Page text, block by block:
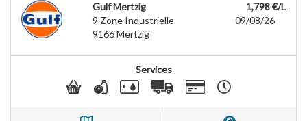
Gulf Mertzig
9 Zone Industrielle
9166Mertzig
1,798 €/L
09/08/26
Services